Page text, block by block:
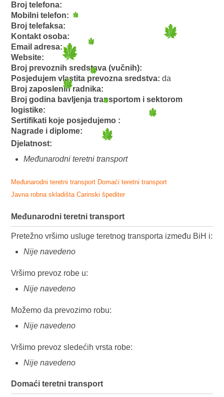
Broj telefona:
Mobilni telefon:
Broj telefaksa:
Kontakt osoba:
Email adresa:
Website:
Broj prevoznih sredstava (vučnih):
Posjedujem vlastita prevozna sredstva:da
Broj zaposlenih radnika:
Broj godina bavljenja transportom i sektorom
logistike:
Sertifikati koje posjedujemo :
Nagrade i diplome:
Djelatnost:
Međunarodni teretni transport
Međunarodni teretni transport Domaći teretni transport
Javna robna skladišta Carinski špediter
Međunarodni teretni transport
Pretežno vršimo usluge teretnog transporta između BiH i:
Nije navedeno
Vršimo prevoz robe u:
Nije navedeno
Možemo da prevozimo robu:
Nije navedeno
Vršimo prevoz sledećih vrsta robe:
Nije navedeno
Domaći teretni transport